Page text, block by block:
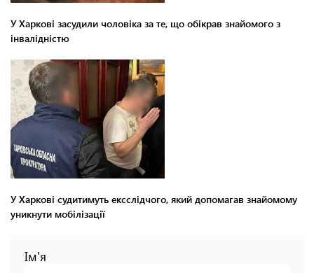
У Харкові засудили чоловіка за те, що обікрав знайомого з
інвалідністю
У Харкові судитимуть ексслідчого, який допомагав знайомому
уникнути мобілізації
Ім'я